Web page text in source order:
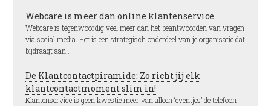
Webcare is meer dan online klantenservice
Webcare is tegenwoordig veel meer dan het beantwoorden van vragen
via social media. Het is een strategisch onderdeel van je organisatie dat
bijdraagt aan …
De Klantcontactpiramide: Zo richt jij elk
klantcontactmoment slim in!
Klantenservice is geen kwestie meer van alleen ‘eventjes’ de telefoon